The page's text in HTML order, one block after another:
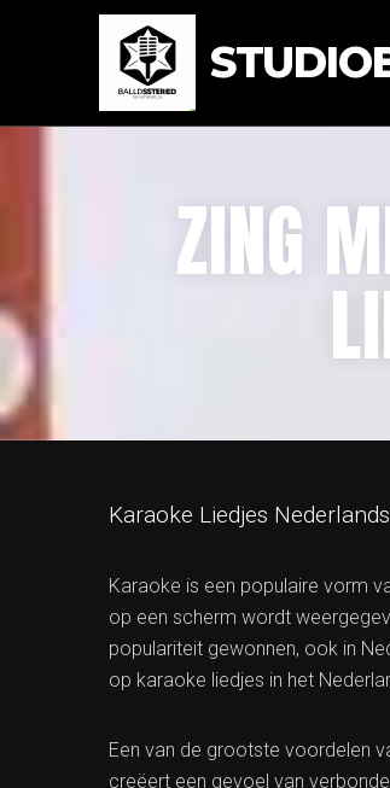
ZING
Karaoke Liedjes
Karaoke is een populaire vorm
op een scherm wordt
populariteit gewonnen, ook in
op karaoke liedjes in het
Een van de grootste voordelen
creëert een gevoel van